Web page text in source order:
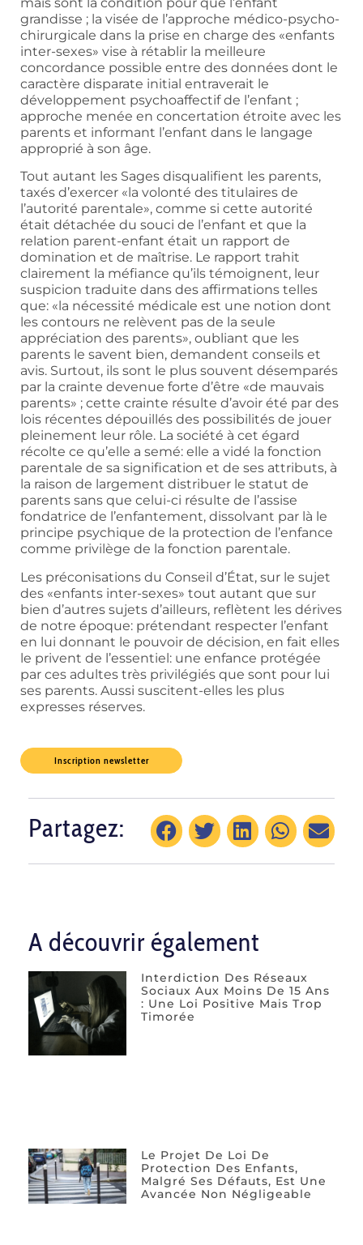
grandisse ; la visée de l’approche médico-psycho-
chirurgicale dans la prise en charge des «enfants
inter-sexes» vise à rétablir la meilleure
concordance possible entre des données dont le
caractère disparate initial entraverait le
développement psychoaffectif de l’enfant ;
approche menée en concertation étroite avec les
parents et informant l’enfant dans le langage
approprié à son âge.
Tout autant les Sages disqualifient les parents,
taxés d’exercer «la volonté des titulaires de
l’autorité parentale», comme si cette autorité
était détachée du souci de l’enfant et que la
relation parent-enfant était un rapport de
domination et de maîtrise. Le rapport trahit
clairement la méfiance qu’ils témoignent, leur
suspicion traduite dans des affirmations telles
que: «la nécessité médicale est une notion dont
les contours ne relèvent pas de la seule
appréciation des parents», oubliant que les
parents le savent bien, demandent conseils et
avis. Surtout, ils sont le plus souvent désemparés
par la crainte devenue forte d’être «de mauvais
parents» ; cette crainte résulte d’avoir été par des
lois récentes dépouillés des possibilités de jouer
pleinement leur rôle. La société à cet égard
récolte ce qu’elle a semé: elle a vidé la fonction
parentale de sa signification et de ses attributs, à
la raison de largement distribuer le statut de
parents sans que celui-ci résulte de l’assise
fondatrice de l’enfantement, dissolvant par là le
principe psychique de la protection de l’enfance
comme privilège de la fonction parentale.
Les préconisations du Conseil d’État, sur le sujet
des «enfants inter-sexes» tout autant que sur
bien d’autres sujets d’ailleurs, reflètent les dérives
de notre époque: prétendant respecter l’enfant
en lui donnant le pouvoir de décision, en fait elles
le privent de l’essentiel: une enfance protégée
par ces adultes très privilégiés que sont pour lui
ses parents. Aussi suscitent-elles les plus
expresses réserves.
Inscription newsletter
Partagez:
A découvrir également
Interdiction Des Réseaux
Sociaux Aux Moins De 15 Ans
: Une Loi Positive Mais Trop
Timorée
Le Projet De Loi De
Protection Des Enfants,
Malgré Ses Défauts, Est Une
Avancée Non Négligeable